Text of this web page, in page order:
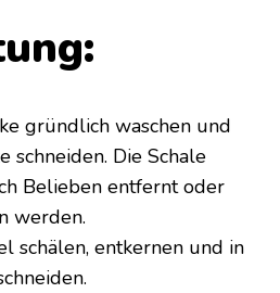
gründlich waschen und
schneiden. Die Schale
Belieben entfernt oder
werden.
schälen, entkernen und in